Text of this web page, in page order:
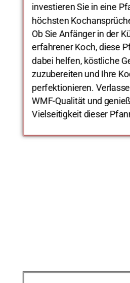
investieren Sie in eine
höchsten
Ob Sie Anfänger in der
erfahrener Koch, diese
dabei helfen, köstliche
zuzubereiten und Ihre
perfektionieren.
WMF-Qualität und
Vielseitigkeit dieser